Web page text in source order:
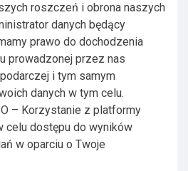
roszczeń i obrona naszych
danych będący
prawo do dochodzenia
prowadzonej przez nas
i tym samym
danych w tym celu.
– Korzystanie z platformy
celu dostępu do wyników
w oparciu o Twoje